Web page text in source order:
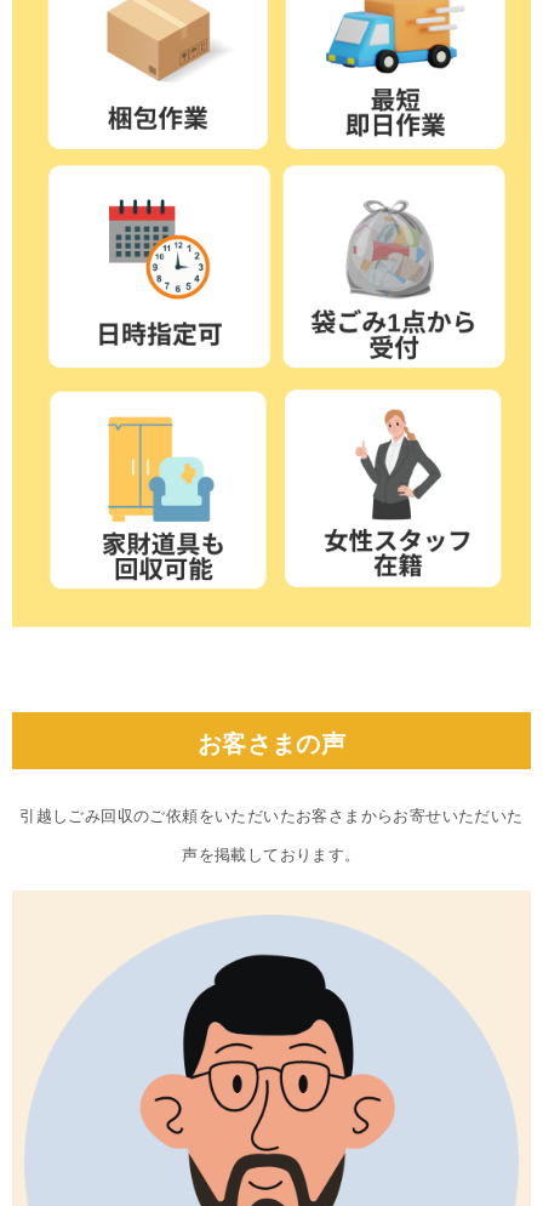
お客さまの声
引越しごみ回収のご依頼をいただいたお客さまからお寄せいただいた
声を掲載しております。